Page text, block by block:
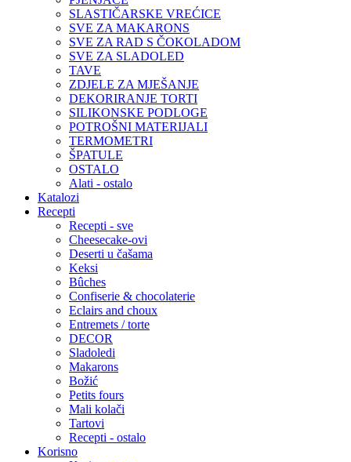
SLASTIČARSKE VREĆICE
SVE ZA MAKARONS
SVE ZA RAD S ČOKOLADOM
SVE ZA SLADOLED
TAVE
ZDJELE ZA MJEŠANJE
DEKORIRANJE TORTI
SILIKONSKE PODLOGE
POTROŠNI MATERIJALI
TERMOMETRI
ŠPATULE
OSTALO
Alati - ostalo
Katalozi
Recepti
Recepti - sve
Cheesecake-ovi
Deserti u čašama
Keksi
Bûches
Confiserie & chocolaterie
Eclairs and choux
Entremets / torte
DECOR
Sladoledi
Makarons
Božić
Petits fours
Mali kolači
Tartovi
Recepti - ostalo
Korisno